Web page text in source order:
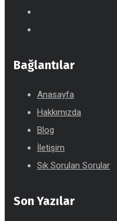
Bağlantılar
Anasayfa
Hakkımızda
Blog
İletişim
Sık Sorulan Sorular
Son Yazılar